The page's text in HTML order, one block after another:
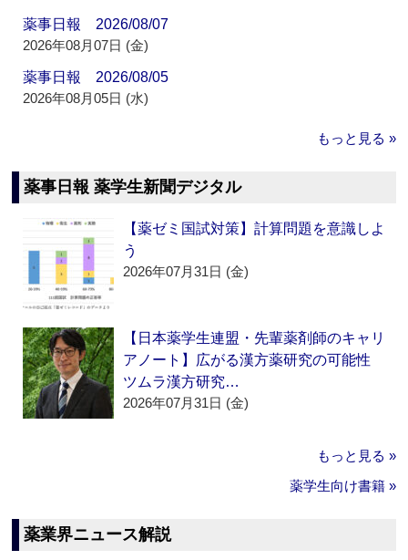
薬事日報 2026/08/07
2026年08月07日 (金)
薬事日報 2026/08/05
2026年08月05日 (水)
もっと見る »
薬事日報 薬学生新聞デジタル
【薬ゼミ国試対策】計算問題を意識しよ
う
2026年07月31日 (金)
【日本薬学生連盟・先輩薬剤師のキャリ
アノート】広がる漢方薬研究の可能性
ツムラ漢方研究…
2026年07月31日 (金)
もっと見る »
薬学生向け書籍 »
薬業界ニュース解説